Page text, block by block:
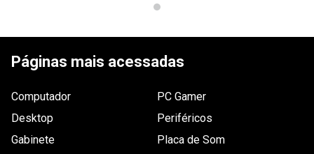
Páginas mais acessadas
Computador
Desktop
Gabinete
PC Gamer
Periféricos
Placa de Som